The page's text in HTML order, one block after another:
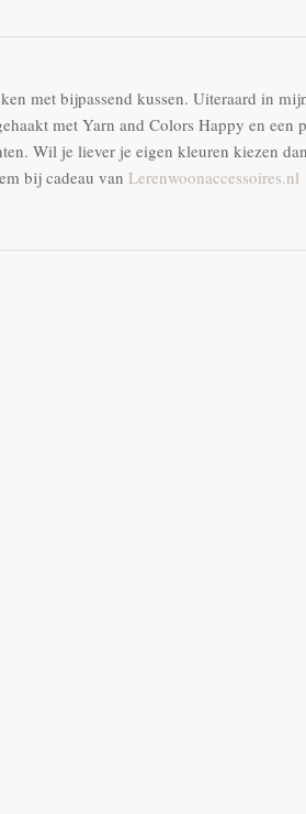
met bijpassend kussen. Uiteraard in
met Yarn and Colors Happy en
Wil je liever je eigen kleuren kiezen
bij cadeau van Lerenwoonaccessoires.nl